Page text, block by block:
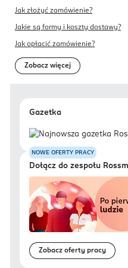
Jak złożyć zamówienie?
Jakie są formy i koszty dostawy?
Jak opłacić zamówienie?
Zobacz więcej
Gazetka
NOWE OFERTY PRACY
Dołącz do zespołu
Zobacz oferty pracy